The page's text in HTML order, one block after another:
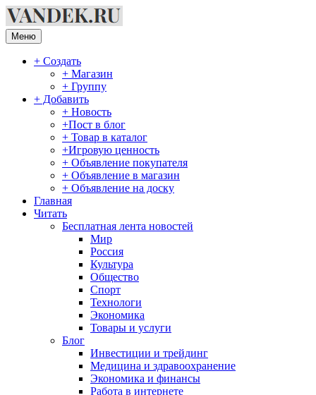
Перейти
к
содержимому
Меню
+ Создать
+ Магазин
+ Группу
+ Добавить
+ Новость
+Пост в блог
+ Товар в каталог
+Игровую ценность
+ Объявление покупателя
+ Объявление в магазин
+ Объявление на доску
Главная
Читать
Бесплатная лента новостей
Мир
Россия
Культура
Общество
Спорт
Технологи
Экономика
Товары и услуги
Блог
Инвестиции и трейдинг
Медицина и здравоохранение
Экономика и финансы
Работа в интернете